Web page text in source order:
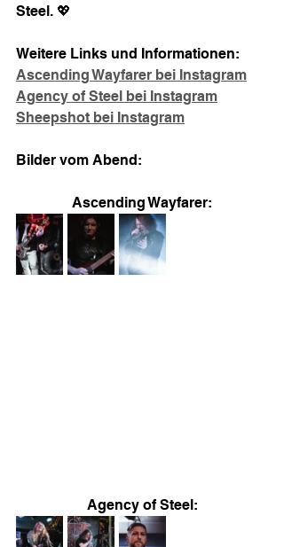
Steel. 💖
Weitere Links und Informationen:
Ascending Wayfarer bei Instagram
Agency of Steel bei Instagram
Sheepshot bei Instagram
Bilder vom Abend:
Ascending Wayfarer:
Agency of Steel: